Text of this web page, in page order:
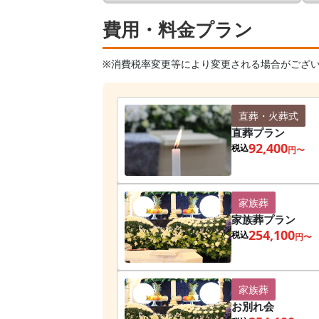
費用・料金プラン
※消費税率変更等により変更される場合がござ
直葬・火葬式
直葬プラン
税込92,400円〜
家族葬
家族葬プラン
税込254,100円〜
家族葬
お別れ会